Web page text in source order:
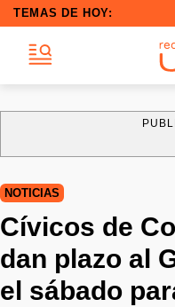
TEMAS DE HOY:
NOTICIAS
Cívicos de
dan plazo al
el sábado